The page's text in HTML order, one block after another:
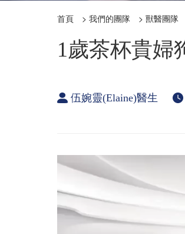
首頁 > 我們的團隊 > 獸醫團隊
1歲茶杯貴婦
伍婉靈(Elaine)醫生